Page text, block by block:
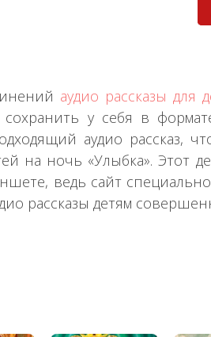
аудио рассказы для
у себя в
аудио рассказ,
на ночь «Улыбка». Этот
ведь сайт специально
рассказы детям